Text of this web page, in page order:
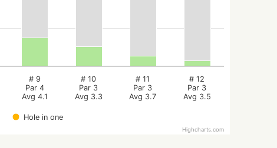
Hole in one
# 9
Par 4
Avg 4.1
# 10
Par 3
Avg 3.3
# 11
Par 3
Avg 3.7
# 12
Par 3
Avg 3.5
Highcharts.com